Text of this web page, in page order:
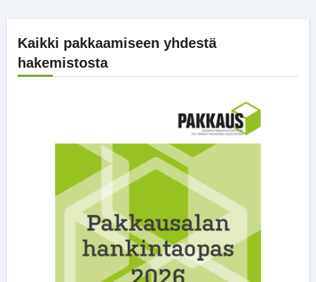
Kaikki pakkaamiseen yhdestä
hakemistosta